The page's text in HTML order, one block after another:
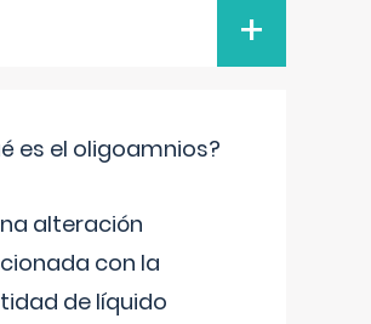
+
es el oligoamnios?
alteración
con la
de líquido